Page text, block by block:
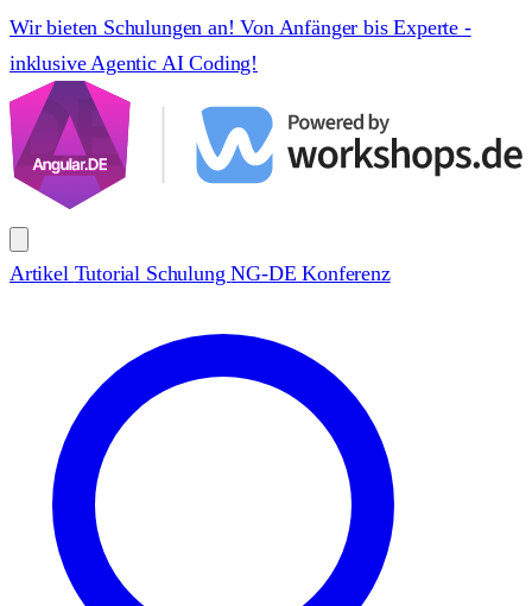
Wir bieten Schulungen an! Von Anfänger bis Experte -
inklusive Agentic AI Coding!
Artikel Tutorial SchulungNG-DE Konferenz